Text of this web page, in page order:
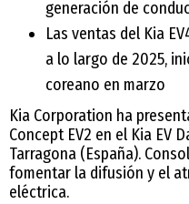
generación de
Las ventas del Kia
a lo largo de 2025,
coreano en marzo
Kia Corporation ha
Concept EV2 en el Kia EV
Tarragona (España).
fomentar la difusión y el
eléctrica.